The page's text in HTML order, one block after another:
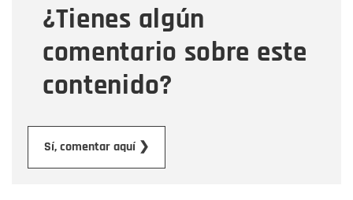
¿Tienes algún
comentario sobre este
contenido?
Sí, comentar aquí ❯
Mensaje